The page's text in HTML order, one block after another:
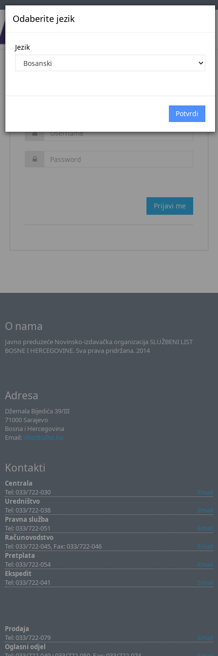
Odaberite jezik
Jezik
Login
Prijavi me
O nama
Javno preduzeće Novinsko-izdavačka organizacija SLUŽBENI LIST
BOSNE I HERCEGOVINE. Sva prava pridržana. 2014
Adresa
Džemala Bijedića 39/III
71000 Sarajevo
Bosna i Hercegovina
Email: sllist@sllist.ba
Kontakti
Centrala
Tel: 033/722-030
Email
Uredništvo
Tel: 033/722-038
Email
Pravna služba
Tel: 033/722-051
Email
Računovodstvo
Tel: 033/722-045, Fax: 033/722-046
Email
Pretplata
Tel: 033/722-054
Email
Ekspedit
Tel: 033/722-041
Email
Prodaja
Tel: 033/722-079
Email
Oglasni odjel